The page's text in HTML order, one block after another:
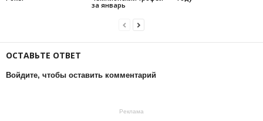
за январь
ОСТАВЬТЕ ОТВЕТ
Войдите, чтобы оставить комментарий
Реклама